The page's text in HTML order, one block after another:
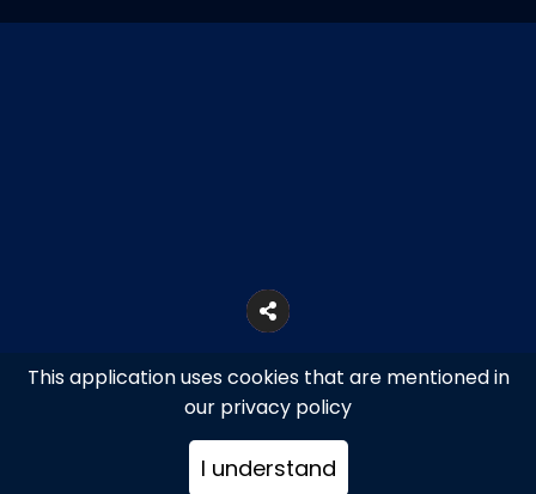
This application uses cookies that are mentioned in
our privacy policy
I understand